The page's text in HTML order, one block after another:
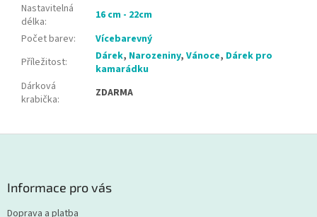
Nastavitelná
délka:
16 cm - 22cm
Počet barev:
Vícebarevný
Příležitost: Dárek, Narozeniny, Vánoce, Dárek pro
kamarádku
Dárková
krabička: ZDARMA
Informace pro vás
Doprava a platba